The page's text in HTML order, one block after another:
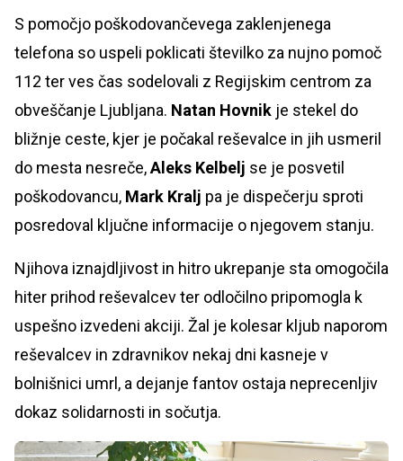
S pomočjo poškodovančevega zaklenjenega
telefona so uspeli poklicati številko za nujno pomoč
112 ter ves čas sodelovali z Regijskim centrom za
obveščanje Ljubljana. Natan Hovnik je stekel do
bližnje ceste, kjer je počakal reševalce in jih usmeril
do mesta nesreče,Aleks Kelbelj se je posvetil
poškodovancu, Mark Kralj pa je dispečerju sproti
posredoval ključne informacije o njegovem stanju.
Njihova iznajdljivost in hitro ukrepanje sta omogočila
hiter prihod reševalcev ter odločilno pripomogla k
uspešno izvedeni akciji. Žal je kolesar kljub naporom
reševalcev in zdravnikov nekaj dni kasneje v
bolnišnici umrl, a dejanje fantov ostaja neprecenljiv
dokaz solidarnosti in sočutja.